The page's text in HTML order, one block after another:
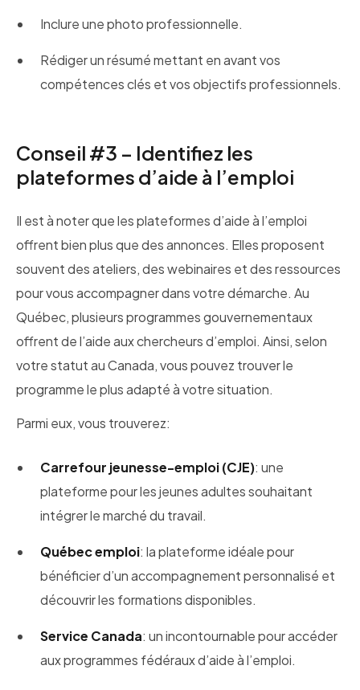
Inclure une photo professionnelle.
Rédiger un résumé mettant en avant vos
compétences clés et vos objectifs professionnels.
Conseil #3 – Identifiez les
plateformes d’aide à l’emploi
Il est à noter que les plateformes d’aide à l’emploi
offrent bien plus que des annonces. Elles proposent
souvent des ateliers, des webinaires et des ressources
pour vous accompagner dans votre démarche. Au
Québec, plusieurs programmes gouvernementaux
offrent de l’aide aux chercheurs d’emploi. Ainsi, selon
votre statut au Canada, vous pouvez trouver le
programme le plus adapté à votre situation.
Parmi eux, vous trouverez:
Carrefour jeunesse-emploi (CJE): une
plateforme pour les jeunes adultes souhaitant
intégrer le marché du travail.
Québec emploi: la plateforme idéale pour
bénéficier d’un accompagnement personnalisé et
découvrir les formations disponibles.
Service Canada: un incontournable pour accéder
aux programmes fédéraux d’aide à l’emploi.